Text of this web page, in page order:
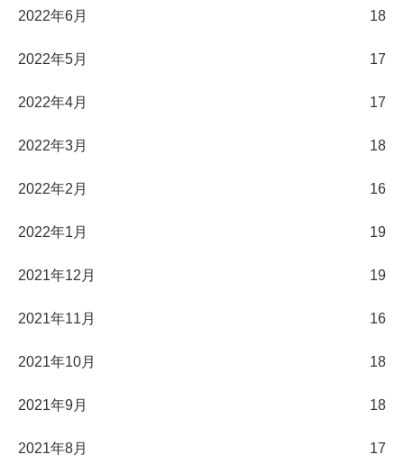
2022年6月 18
2022年5月 17
2022年4月 17
2022年3月 18
2022年2月 16
2022年1月 19
2021年12月 19
2021年11月 16
2021年10月 18
2021年9月 18
2021年8月 17